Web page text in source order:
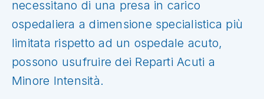
necessitano di una presa in carico
ospedaliera a dimensione specialistica più
limitata rispetto ad un ospedale acuto,
possono usufruire dei Reparti Acuti a
Minore Intensità.